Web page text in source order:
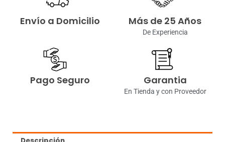
Envío a Domicilio Más de 25 Años
De Experiencia
Pago Seguro Garantia
En Tienda y con Proveedor